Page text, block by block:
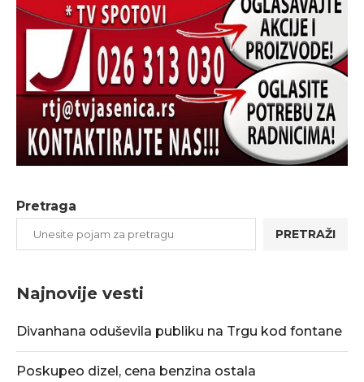
Pretraga
PRETRAŽI
Najnovije vesti
Divanhana oduševila publiku na Trgu kod fontane
Poskupeo dizel, cena benzina ostala